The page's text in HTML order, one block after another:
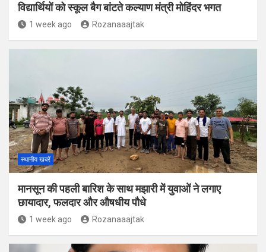
विद्यार्थियों को स्कूल बैग बांटते कल्याण मंत्री मोहिंदर भगत
1 week ago Rozanaaajtak
स्थानीय खबरें
मानसून की पहली बारिश के साथ मझारी में युवाओं ने लगाए
छायादार, फलदार और औषधीय पौधे
1 week ago Rozanaaajtak